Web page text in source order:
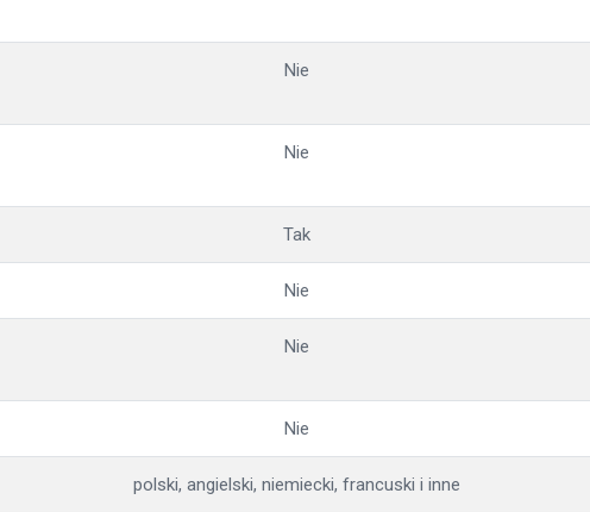
Nie
Nie
Tak
Nie
Nie
Nie
polski, angielski, niemiecki, francuski i inne